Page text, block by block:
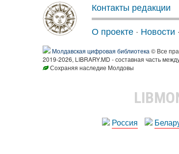
Контакты редакции
О проекте · Новости ·
Молдавская цифровая библиотека © Все
2019-2026, LIBRARY.MD - составная часть
Сохраняя наследие Молдовы
Россия